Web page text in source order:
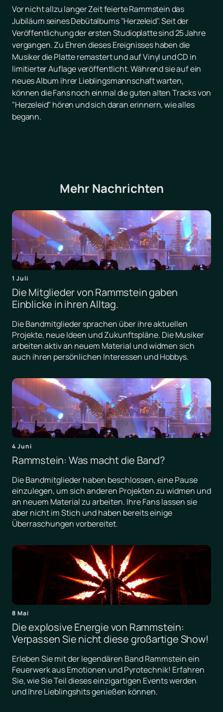
Vor nicht allzu langer Zeit feierte Rammstein das
Jubiläum seines Debütalbums "Herzeleid". Seit der
Veröffentlichung der ersten Studioplatte sind 25 Jahre
vergangen. Zu Ehren dieses Ereignisses haben die
Musiker die Platte remastert und auf Vinyl und CD in
limitierter Auflage veröffentlicht. Während sie auf ein
neues Album ihrer Lieblingsmannschaft warten,
können die Fans noch einmal die guten alten Tracks von
"Herzeleid" hören und sich daran erinnern, wie alles
begann.
Mehr Nachrichten
1 Juli
Die Mitglieder von Rammstein gaben
Einblicke in ihren Alltag.
Die Bandmitglieder sprachen über ihre aktuellen
Projekte, neue Ideen und Zukunftspläne. Die Musiker
arbeiten aktiv an neuem Material und widmen sich
auch ihren persönlichen Interessen und Hobbys.
4 Juni
Rammstein: Was macht die Band?
Die Bandmitglieder haben beschlossen, eine Pause
einzulegen, um sich anderen Projekten zu widmen und
an neuem Material zu arbeiten. Ihre Fans lassen sie
aber nicht im Stich und haben bereits einige
Überraschungen vorbereitet.
8 Mai
Die explosive Energie von Rammstein:
Verpassen Sie nicht diese großartige Show!
Erleben Sie mit der legendären Band Rammstein ein
Feuerwerk aus Emotionen und Pyrotechnik! Erfahren
Sie, wie Sie Teil dieses einzigartigen Events werden
und Ihre Lieblingshits genießen können.